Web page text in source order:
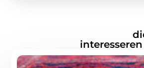
interesseren